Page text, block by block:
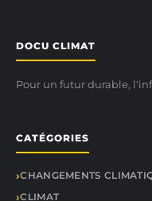
DOCU CLIMAT
Pour un futur durable,
CATÉGORIES
CHANGEMENTS
CLIMAT